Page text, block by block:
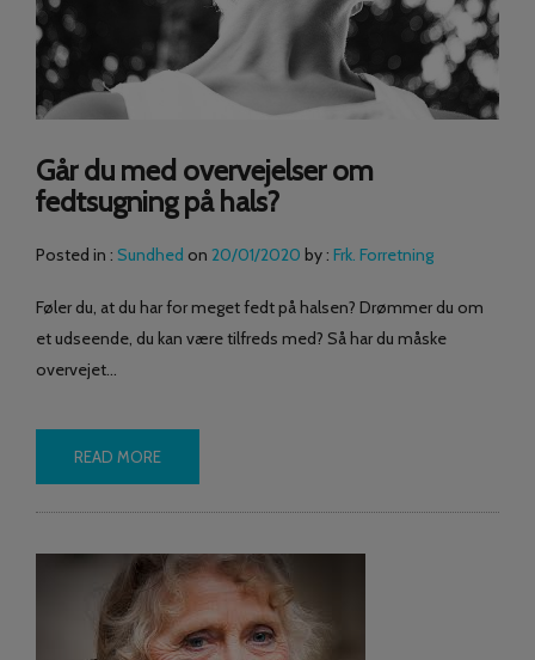
Går du med overvejelser om
fedtsugning på hals?
Posted in : Sundhed on 20/01/2020 by : Frk. Forretning
Føler du, at du har for meget fedt på halsen? Drømmer du om
et udseende, du kan være tilfreds med? Så har du måske
overvejet…
READ MORE